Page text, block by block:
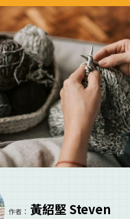
作者： 黃紹堅 Steven